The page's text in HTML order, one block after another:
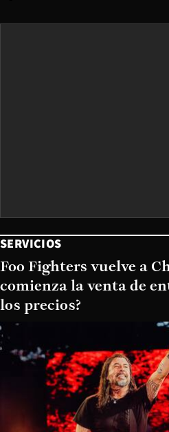
SERVICIOS
Foo Fighters vuelve a
comienza la venta de
los precios?